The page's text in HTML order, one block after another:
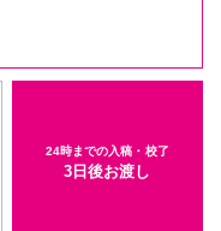
円
24時までの入稿・校了
3日後お渡し